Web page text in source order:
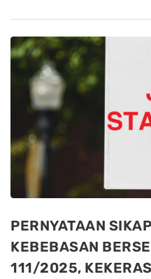
PERNYATAAN
KEBEBASAN
111/2025,